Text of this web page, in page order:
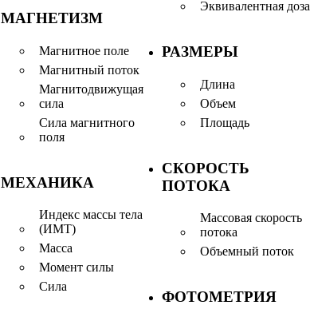
МАГНЕТИЗМ
Магнитное поле
Магнитный поток
Магнитодвижущая
сила
Сила магнитного
поля
МЕХАНИКА
Индекс массы тела
(ИМТ)
Масса
Момент силы
Сила
Эквивалентная доза
РАЗМЕРЫ
Длина
Объем
Площадь
СКОРОСТЬ
ПОТОКА
Массовая скорость
потока
Объемный поток
ФОТОМЕТРИЯ